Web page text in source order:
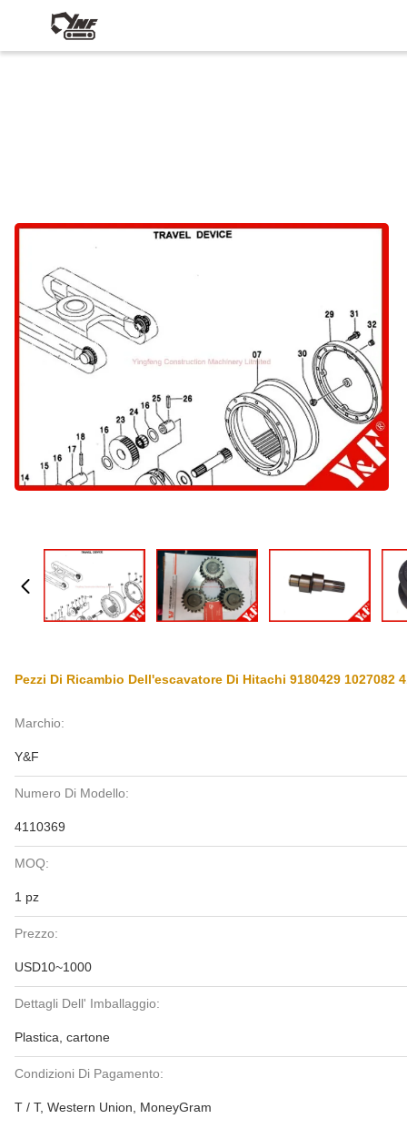
Pezzi Di Ricambio Dell'escavatore Di Hitachi 9180429 1027082
Marchio:
Y&F
Numero Di Modello:
4110369
MOQ:
1 pz
Prezzo:
USD10~1000
Dettagli Dell' Imballaggio:
Plastica, cartone
Condizioni Di Pagamento:
T / T, Western Union, MoneyGram